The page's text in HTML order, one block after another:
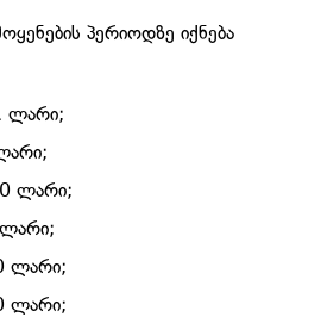
პერიოდზე იქნება
ლარი;
ლარი;
ლარი;
ლარი;